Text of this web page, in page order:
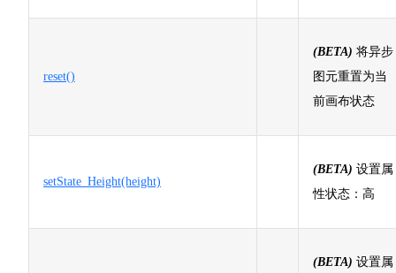
reset()
(BETA) 将异步
图元重置为当
前画布状态
setState_Height(height)
(BETA) 设置属
性状态：高
(BETA) 设置属